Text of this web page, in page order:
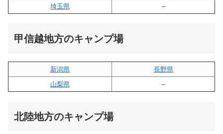
埼玉県
–
甲信越地方のキャンプ場
新潟県
長野県
山梨県
–
北陸地方のキャンプ場